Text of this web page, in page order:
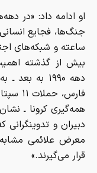
او ادامه داد: «در
ساعته و شبکه‌های
بیش از گذشته
دهه ۱۹۹۰
همه‌گیری کرونا ـ
دبیران و
قرار می‌گیرند.»